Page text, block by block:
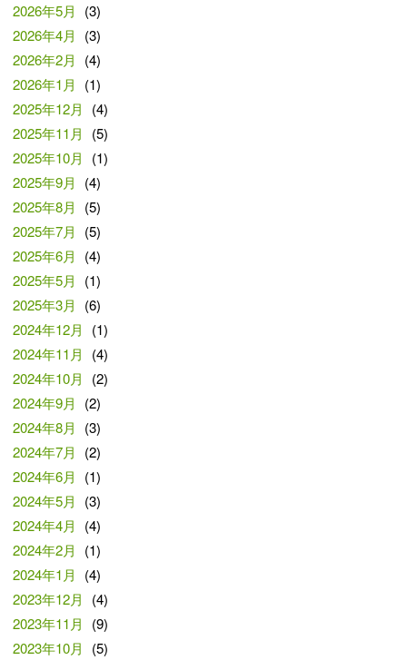
2026年5月
(3)
2026年4月
(3)
2026年2月
(4)
2026年1月
(1)
2025年12月
(4)
2025年11月
(5)
2025年10月
(1)
2025年9月
(4)
2025年8月
(5)
2025年7月
(5)
2025年6月
(4)
2025年5月
(1)
2025年3月
(6)
2024年12月
(1)
2024年11月
(4)
2024年10月
(2)
2024年9月
(2)
2024年8月
(3)
2024年7月
(2)
2024年6月
(1)
2024年5月
(3)
2024年4月
(4)
2024年2月
(1)
2024年1月
(4)
2023年12月
(4)
2023年11月
(9)
2023年10月
(5)